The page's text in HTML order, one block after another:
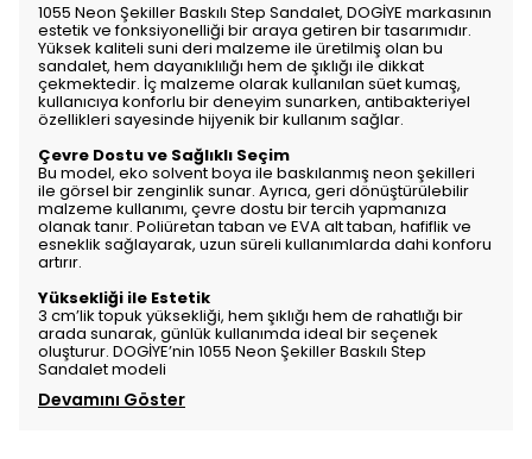
1055 Neon Şekiller Baskılı Step Sandalet, DOGİYE markasının
estetik ve fonksiyonelliği bir araya getiren bir tasarımıdır.
Yüksek kaliteli suni deri malzeme ile üretilmiş olan bu
sandalet, hem dayanıklılığı hem de şıklığı ile dikkat
çekmektedir. İç malzeme olarak kullanılan süet kumaş,
kullanıcıya konforlu bir deneyim sunarken, antibakteriyel
özellikleri sayesinde hijyenik bir kullanım sağlar.
Çevre Dostu ve Sağlıklı Seçim
Bu model, eko solvent boya ile baskılanmış neon şekilleri
ile görsel bir zenginlik sunar. Ayrıca, geri dönüştürülebilir
malzeme kullanımı, çevre dostu bir tercih yapmanıza
olanak tanır. Poliüretan taban ve EVA alt taban, hafiflik ve
esneklik sağlayarak, uzun süreli kullanımlarda dahi konforu
artırır.
Yüksekliği ile Estetik
3 cm’lik topuk yüksekliği, hem şıklığı hem de rahatlığı bir
arada sunarak, günlük kullanımda ideal bir seçenek
oluşturur. DOGİYE’nin 1055 Neon Şekiller Baskılı Step
Sandalet modeli
Devamını Göster